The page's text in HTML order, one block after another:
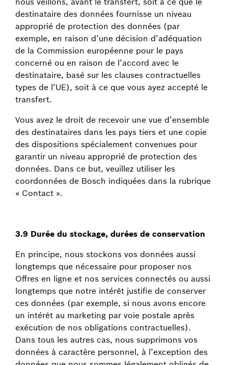
destinataire des données fournisse un niveau
approprié de protection des données (par
exemple, en raison d’une décision d’adéquation
de la Commission européenne pour le pays
concerné ou en raison de l’accord avec le
destinataire, basé sur les clauses contractuelles
types de l’UE), soit à ce que vous ayez accepté le
transfert.
Vous avez le droit de recevoir une vue d’ensemble
des destinataires dans les pays tiers et une copie
des dispositions spécialement convenues pour
garantir un niveau approprié de protection des
données. Dans ce but, veuillez utiliser les
coordonnées de Bosch indiquées dans la rubrique
« Contact ».
3.9 Durée du stockage, durées de conservation
En principe, nous stockons vos données aussi
longtemps que nécessaire pour proposer nos
Offres en ligne et nos services connectés ou aussi
longtemps que notre intérêt justifie de conserver
ces données (par exemple, si nous avons encore
un intérêt au marketing par voie postale après
exécution de nos obligations contractuelles).
Dans tous les autres cas, nous supprimons vos
données à caractère personnel, à l’exception des